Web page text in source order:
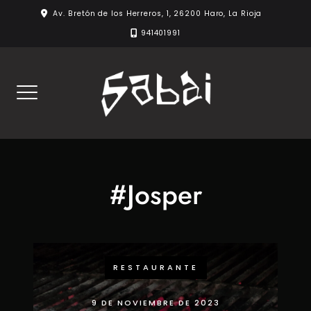
Av. Bretón de los Herreros, 1, 26200 Haro, La Rioja
941401991
#Josper
RESTAURANTE
9 DE NOVIEMBRE DE 2023